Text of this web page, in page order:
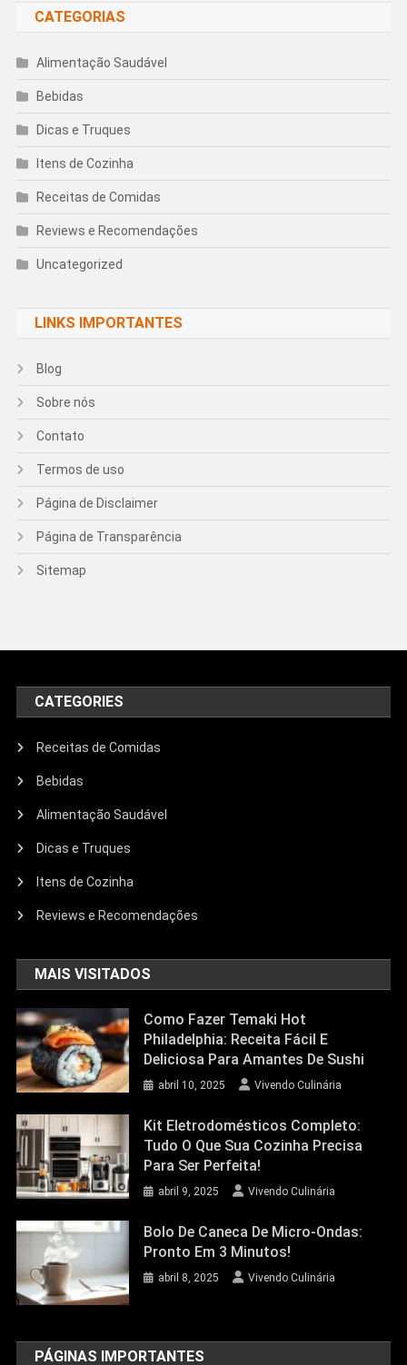
CATEGORIAS
Alimentação Saudável
Bebidas
Dicas e Truques
Itens de Cozinha
Receitas de Comidas
Reviews e Recomendações
Uncategorized
LINKS IMPORTANTES
Blog
Sobre nós
Contato
Termos de uso
Página de Disclaimer
Página de Transparência
Sitemap
CATEGORIES
Receitas de Comidas
Bebidas
Alimentação Saudável
Dicas e Truques
Itens de Cozinha
Reviews e Recomendações
MAIS VISITADOS
Como Fazer Temaki Hot
Philadelphia: Receita Fácil E
Deliciosa Para Amantes De Sushi
abril 10, 2025 Vivendo Culinária
Kit Eletrodomésticos Completo:
Tudo O Que Sua Cozinha Precisa
Para Ser Perfeita!
abril 9, 2025 Vivendo Culinária
Bolo De Caneca De Micro-Ondas:
Pronto Em 3 Minutos!
abril 8, 2025 Vivendo Culinária
PÁGINAS IMPORTANTES